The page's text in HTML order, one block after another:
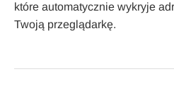
które automatycznie wykryje
Twoją przeglądarkę.